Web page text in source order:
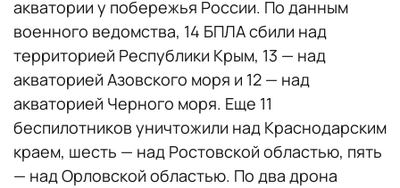
акватории у побережья России. По данным
военного ведомства, 14 БПЛА сбили над
территорией Республики Крым, 13 — над
акваторией Азовского моря и 12 — над
акваторией Черного моря. Еще 11
беспилотников уничтожили над Краснодарским
краем, шесть — над Ростовской областью, пять
— над Орловской областью. По два дрона